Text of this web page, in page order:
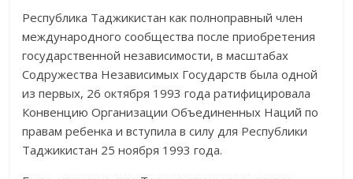
Республика Таджикистан как полноправный член
международного сообщества после приобретения
государственной независимости, в масштабах
Содружества Независимых Государств была одной
из первых, 26 октября 1993 года ратифицировала
Конвенцию Организации Объединенных Наций по
правам ребенка и вступила в силу для Республики
Таджикистан 25 ноября 1993 года.